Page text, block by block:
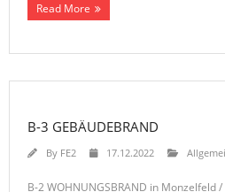
Read More
B-3 GEBÄUDEBRAND
By FE2 17.12.2022
B-2 WOHNUNGSBRAND in Monzelfeld